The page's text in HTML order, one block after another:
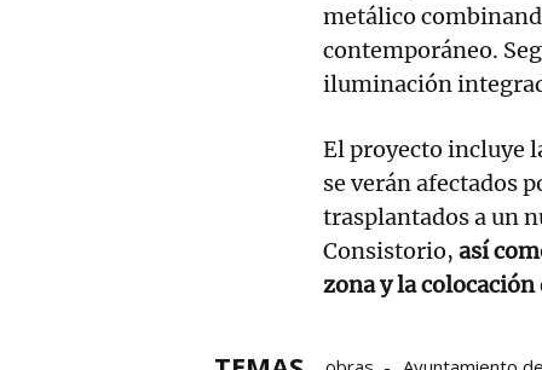
metálico
contemporáneo.
iluminación
El proyecto incluye
se verán afectados
trasplantados a un
Consistorio, así
zona y la